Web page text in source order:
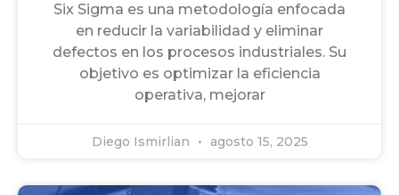
Six Sigma es una metodología enfocada
en reducir la variabilidad y eliminar
defectos en los procesos industriales. Su
objetivo es optimizar la eficiencia
operativa, mejorar
Diego Ismirlian agosto 15, 2025